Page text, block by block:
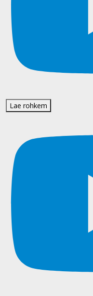
Lae rohkem